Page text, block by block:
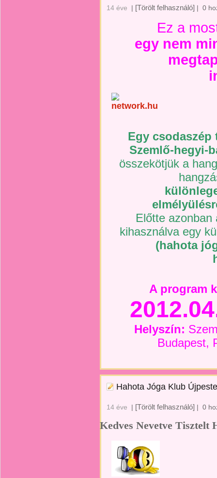
14 éve | [Törölt felhasználó] | 0
Ez a
egy nem
Egy csodaszép
Szemlő-hegyi-
összekötjük a
Előtte azonban
kihasználva egy
(hahota
A program
Helyszín:
Budapest,
Hahota Jóga Klub
14 éve | [Törölt felhasználó] | 0
Kedves Nevetve Tisztelt